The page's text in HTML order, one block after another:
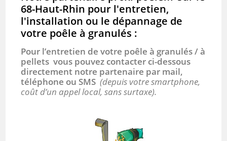
68-Haut-Rhin pour l'entretien,
l'installation ou le dépannage de
votre poêle à granulés :
Pour l’entretien de votre poêle à granulés / à
pellets vous pouvez contacter ci-dessous
directement notre partenaire par mail,
téléphone ou SMS(depuis votre smartphone,
coût d’un appel local, sans surtaxe).